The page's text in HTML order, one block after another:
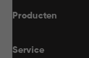
Producten
Service